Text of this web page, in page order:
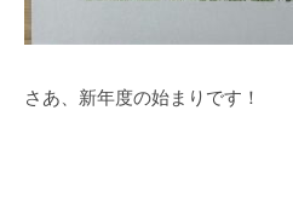
さあ、新年度の始まりです！